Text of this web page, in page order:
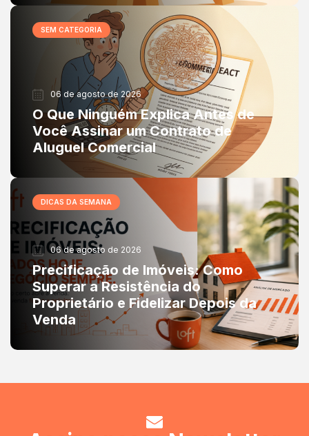
SEM CATEGORIA
06 de agosto de 2026
O Que Ninguém Explica Antes de
Você Assinar um Contrato de
Aluguel Comercial
DICAS DA SEMANA
06 de agosto de 2026
Precificação de Imóveis: Como
Superar a Resistência do
Proprietário e Fidelizar Depois da
Venda